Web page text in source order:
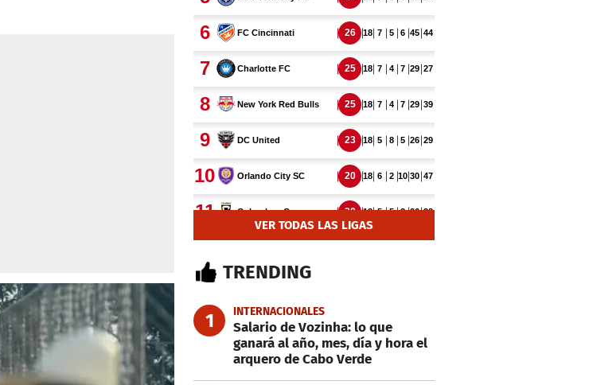
VER TODAS LAS LIGAS
TRENDING
1 INTERNACIONALES
Salario de Vozinha: lo que
ganará al año, mes, día y hora el
arquero de Cabo Verde